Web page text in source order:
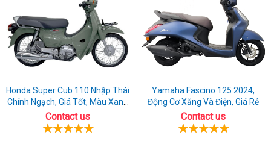
Honda Super Cub 110 Nhập Thái
Chính Ngạch, Giá Tốt, Màu Xanh
Rêu
Contact us
Yamaha Fascino 125 2024,
Động Cơ Xăng Và Điện, Giá Rẻ
Contact us